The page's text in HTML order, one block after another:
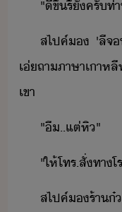
"​ีขึ้​รึ​ั​ครั​ท่
สไปค์​​ ​'​ลี​จ
เ่​ถา​ภาษา​เาห
เขา
"​ื​..​แต่​หิ​"
"​ให้​โทร​.​สั่​ทา​
สไปค์​​ร้า